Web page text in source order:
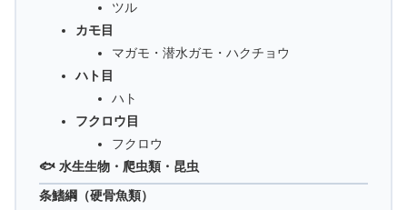
ツル
カモ目
マガモ・潜水ガモ・ハクチョウ
ハト目
ハト
フクロウ目
フクロウ
🐟 水生生物・爬虫類・昆虫
条鰭綱（硬骨魚類）